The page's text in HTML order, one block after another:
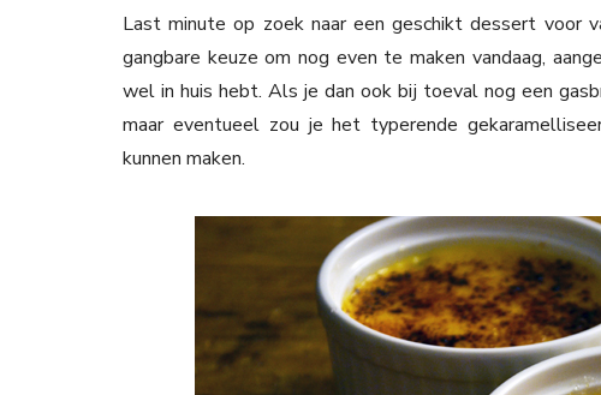
Last minute op zoek naar een geschikt dessert voor
gangbare keuze om nog even te maken vandaag,
wel in huis hebt. Als je dan ook bij toeval nog een
maar eventueel zou je het typerende
kunnen maken.